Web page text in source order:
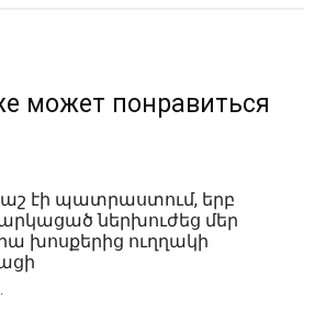
может понравиться
էի պատրաստում, երբ
ներխուժեց մեր
խոսքերից ուղղակի